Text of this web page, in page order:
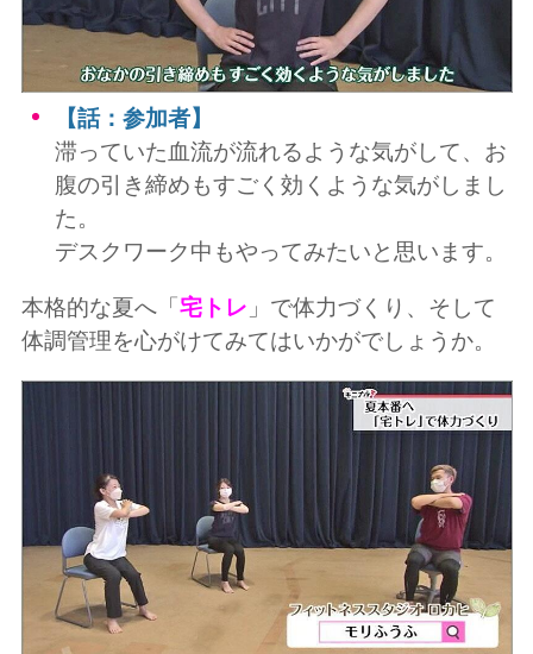
【話：参加者】
滞っていた血流が流れるような気がして、お
腹の引き締めもすごく効くような気がしまし
た。
デスクワーク中もやってみたいと思います。
本格的な夏へ「宅トレ 」で体力づくり、そして
体調管理を心がけてみてはいかがでしょうか。